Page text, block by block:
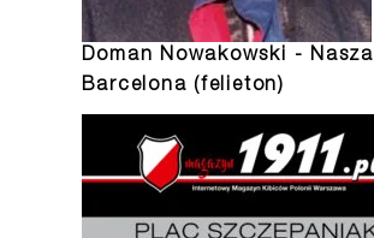
Doman Nowakowski - Nasza
Barcelona (felieton)